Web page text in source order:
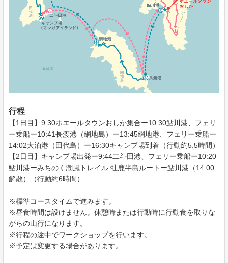
行程
【1日目】9:30ホエールタウンおしか集合ー10:30鮎川港、フェリ
ー乗船ー10:41長渡港（網地島）ー13:45網地港、フェリー乗船ー
14:02大泊港（田代島）ー16:30キャンプ場到着（行動約5.5時間）
【2日目】キャンプ場出発ー9:44二斗田港、フェリー乗船ー10:20
鮎川港ーみちのく潮風トレイル 牡鹿半島ルートー鮎川港（14:00
解散）（行動約6時間）
※標準コースタイムで進みます。
※昼食時間は設けません。休憩時または行動時に行動食を取りな
がらの山行になります。
※行程の途中でワークショップを行います。
※予定は変更する場合があります。